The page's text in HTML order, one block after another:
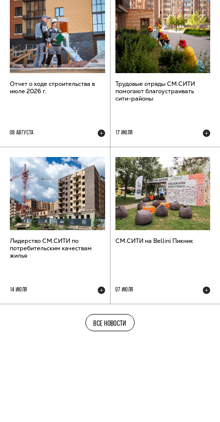
Отчет о ходе строительства в
июле 2026 г.
08 АВГУСТА
Трудовые отряды СМ.СИТИ
помогают благоустраивать
сити-районы
17 ИЮЛЯ
Лидерство СМ.СИТИ по
потребительским качествам
жилья
14 ИЮЛЯ
СМ.СИТИ на Bellini Пикник
07 ИЮЛЯ
ВСЕ НОВОСТИ